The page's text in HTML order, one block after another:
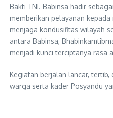
Bakti TNI. Babinsa hadir
memberikan pelayanan kepada
menjaga kondusifitas wilayah
antara Babinsa,
menjadi kunci terciptanya rasa
Kegiatan berjalan lancar, tertib,
warga serta kader Posyandu